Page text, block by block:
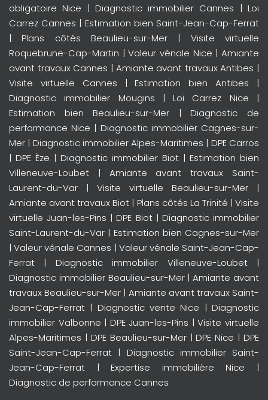
obligatoire Nice | Diagnostic immobilier Cannes |Loi
Carrez Cannes | Estimation bien Saint-Jean-Cap-Ferrat
|Plans côtés Beaulieu-sur-Mer | Visite virtuelle
Roquebrune-Cap-Martin |Valeur vénale Nice |Amiante
avant travaux Cannes | Amiante avant travaux Antibes |
Visite virtuelle Cannes |Estimation bien Antibes |
Diagnostic immobilier Mougins |Loi Carrez Nice |
Estimation bien Beaulieu-sur-Mer |Diagnostic de
performance Nice | Diagnostic immobilier Cagnes-sur-
Mer | Diagnostic immobilier Alpes-Maritimes | DPE Carros
| DPE Èze | Diagnostic immobilier Biot | Estimation bien
Villeneuve-Loubet | Amiante avant travaux Saint-
Laurent-du-Var | Visite virtuelle Beaulieu-sur-Mer |
Amiante avant travaux Biot | Plans côtés La Trinité |Visite
virtuelle Juan-les-Pins |DPE Biot| Diagnostic immobilier
Saint-Laurent-du-Var | Estimation bien Cagnes-sur-Mer
|Valeur vénale Cannes | Valeur vénale Saint-Jean-Cap-
Ferrat | Diagnostic immobilier Villeneuve-Loubet|
Diagnostic immobilier Beaulieu-sur-Mer|Amiante avant
travaux Beaulieu-sur-Mer | Amiante avant travaux Saint-
Jean-Cap-Ferrat | Diagnostic vente Nice |Diagnostic
immobilier Valbonne | DPE Juan-les-Pins |Visite virtuelle
Alpes-Maritimes | DPE Beaulieu-sur-Mer|DPE Nice | DPE
Saint-Jean-Cap-Ferrat | Diagnostic immobilier Saint-
Jean-Cap-Ferrat |Expertise immobilière Nice |
Diagnostic de performance Cannes